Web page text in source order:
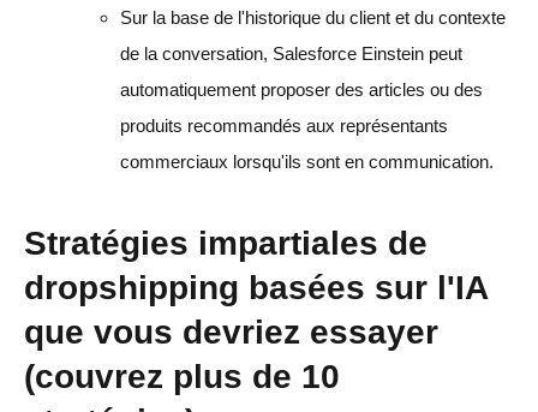
Sur la base de l'historique du client et du contexte
de la conversation, Salesforce Einstein peut
automatiquement proposer des articles ou des
produits recommandés aux représentants
commerciaux lorsqu'ils sont en communication.
Stratégies impartiales de
dropshipping basées sur l'IA
que vous devriez essayer
(couvrez plus de 10